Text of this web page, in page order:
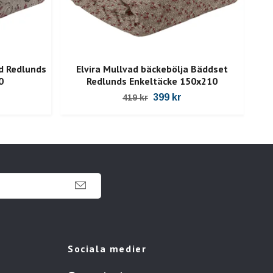
Redlunds
Elvira Mullvad bäckebölja Bäddset
Redlunds Enkeltäcke 150x210
419 kr 399 kr
Sociala medier